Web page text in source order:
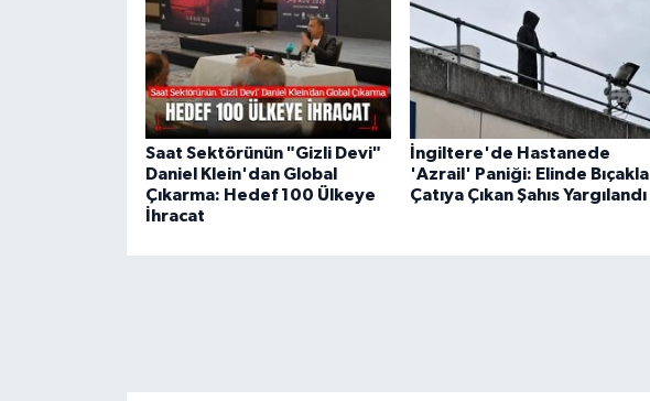
Saat Sektörünün "Gizli Devi"
Daniel Klein'dan Global
Çıkarma: Hedef 100 Ülkeye
İhracat
İngiltere'de Hastanede
'Azrail' Paniği: Elinde Bıçakla
Çatıya Çıkan Şahıs Yargılandı